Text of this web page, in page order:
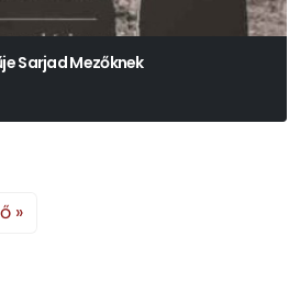
Sarjad Mezőknek
»